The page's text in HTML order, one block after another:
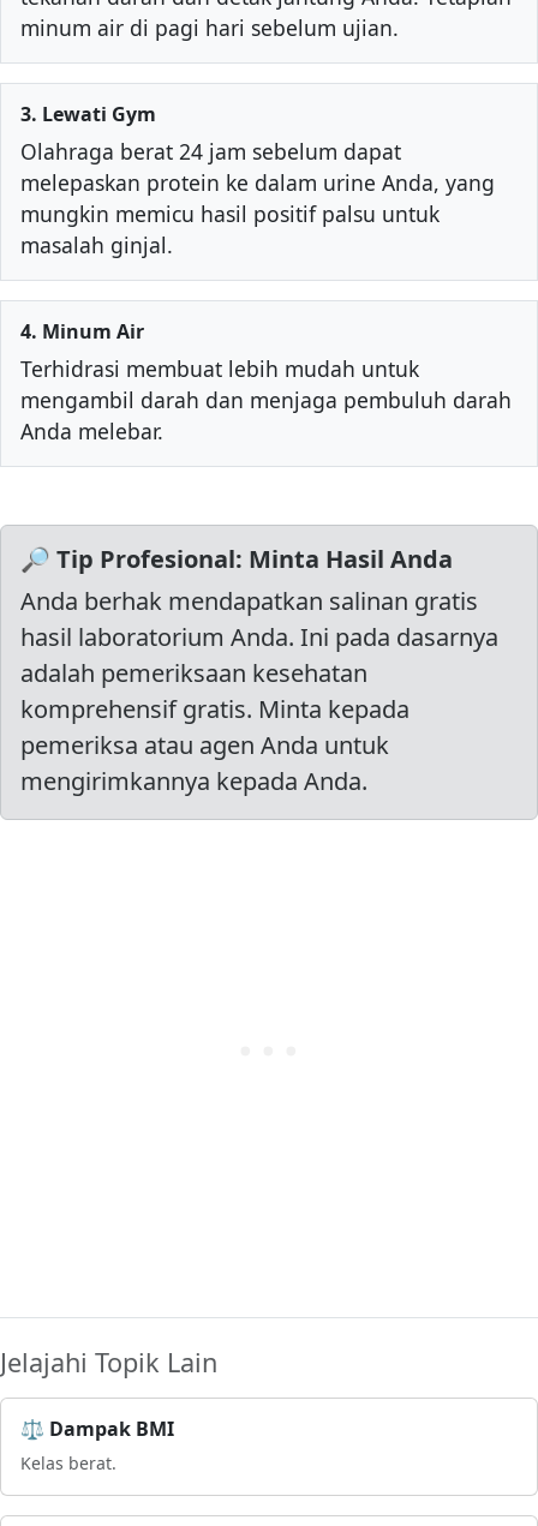
minum air di pagi hari sebelum ujian.
3. Lewati Gym
Olahraga berat 24 jam sebelum dapat
melepaskan protein ke dalam urine Anda, yang
mungkin memicu hasil positif palsu untuk
masalah ginjal.
4. Minum Air
Terhidrasi membuat lebih mudah untuk
mengambil darah dan menjaga pembuluh darah
Anda melebar.
🔎 Tip Profesional: Minta Hasil Anda
Anda berhak mendapatkan salinan gratis
hasil laboratorium Anda. Ini pada dasarnya
adalah pemeriksaan kesehatan
komprehensif gratis. Minta kepada
pemeriksa atau agen Anda untuk
mengirimkannya kepada Anda.
Jelajahi Topik Lain
⚖️ Dampak BMI
Kelas berat.